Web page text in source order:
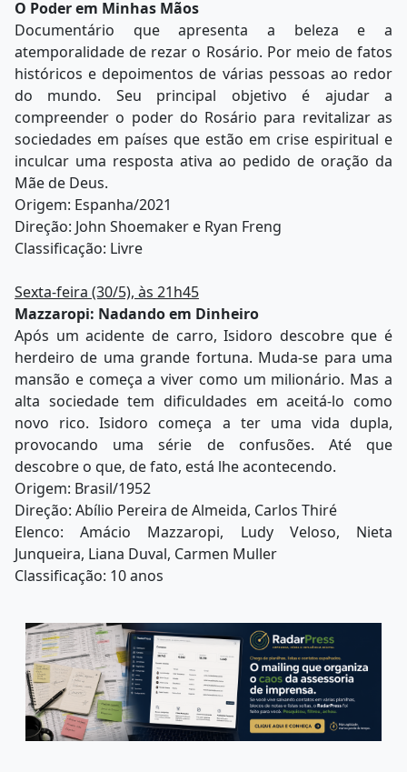
O Poder em Minhas Mãos
Documentário que apresenta a beleza e a
atemporalidade de rezar o Rosário. Por meio de fatos
históricos e depoimentos de várias pessoas ao redor
do mundo. Seu principal objetivo é ajudar a
compreender o poder do Rosário para revitalizar as
sociedades em países que estão em crise espiritual e
inculcar uma resposta ativa ao pedido de oração da
Mãe de Deus.
Origem: Espanha/2021
Direção: John Shoemaker e Ryan Freng
Classificação: Livre
Sexta-feira (30/5), às 21h45
Mazzaropi: Nadando em Dinheiro
Após um acidente de carro, Isidoro descobre que é
herdeiro de uma grande fortuna. Muda-se para uma
mansão e começa a viver como um milionário. Mas a
alta sociedade tem dificuldades em aceitá-lo como
novo rico. Isidoro começa a ter uma vida dupla,
provocando uma série de confusões. Até que
descobre o que, de fato, está lhe acontecendo.
Origem: Brasil/1952
Direção: Abílio Pereira de Almeida, Carlos Thiré
Elenco: Amácio Mazzaropi, Ludy Veloso, Nieta
Junqueira, Liana Duval, Carmen Muller
Classificação: 10 anos